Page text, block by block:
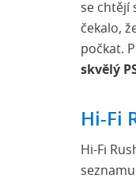
se chtějí
čekalo,
počkat.
skvělý
Hi-Fi
Hi-Fi